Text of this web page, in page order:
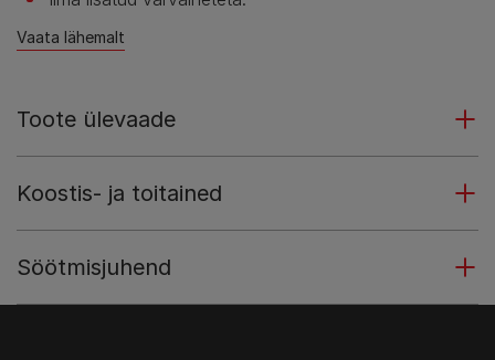
Vaata lähemalt
Toote ülevaade
Koostis- ja toitained
Söötmisjuhend